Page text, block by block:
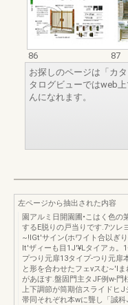
86
87
お探しのページは「カ
タログビューではweb
んになれます。
左ページから抽出された内容
園アルミ日開園圃•こはく色の
するE脱りの戸当りです.7ツレ
~!lGt'サイン(ホワイト合以ぎ
lt'ザィーも目1J'¥Lタイアヵ。
プつり元扉13タイプ-つり元扉
と形を合わせたフェνスむ~'I
があほす.盤固門主タJF例w-門
上下調節が筒期信スライドヒJ
帯同それぞれ本wに聾し「誠